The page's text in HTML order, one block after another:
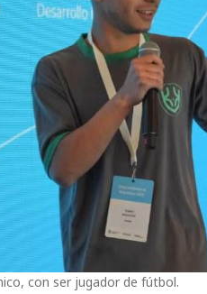
con ser jugador de fútbol.